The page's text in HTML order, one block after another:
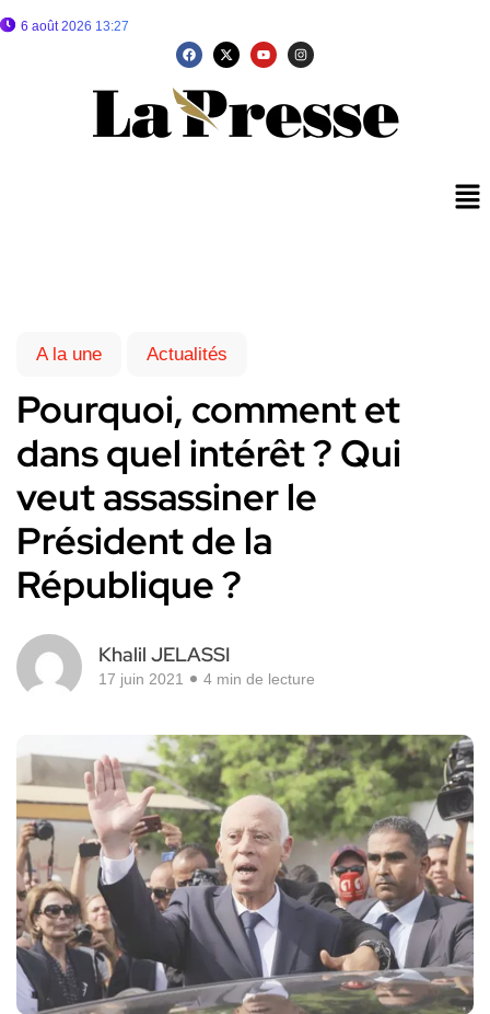
6 août 2026 13:27
A la une Actualités
Pourquoi, comment et
dans quel intérêt ? Qui
veut assassiner le
Président de la
République ?
Khalil JELASSI
17 juin 2021 4 min de lecture